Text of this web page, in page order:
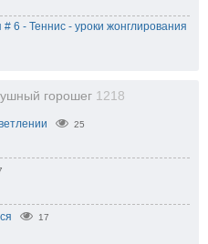
6 - Теннис - уроки жонглирования
горошег 1218
25
17